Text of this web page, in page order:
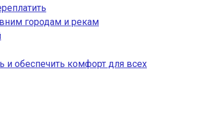
городам и рекам
и обеспечить комфорт для всех